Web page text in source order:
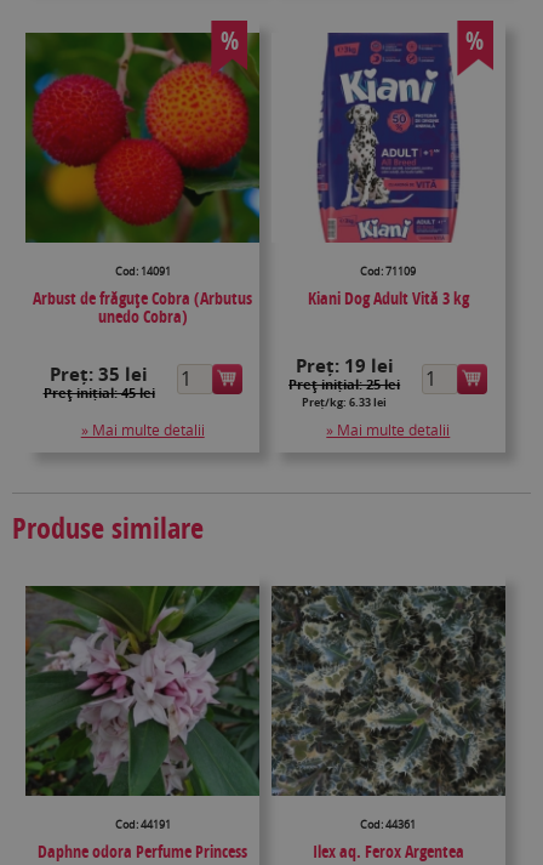
%
Cod: 14091
Arbust de frăguțe Cobra (Arbutus
unedo Cobra)
Preț:35 lei
Preţ inițial: 45 lei
» Mai multe detalii
%
Cod: 71109
Kiani Dog Adult Vită 3 kg
Preț: 19 lei
Preţ inițial: 25 lei
Preț/kg: 6.33 lei
» Mai multe detalii
Produse similare
Cod: 44191
Daphne odora Perfume Princess
Cod: 44361
Ilex aq. Ferox Argentea